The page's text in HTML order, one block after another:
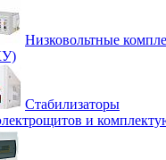
Низковольтные
Стабилизаторы
и